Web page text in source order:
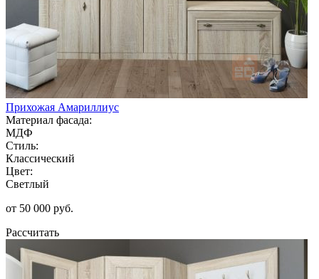
Прихожая Амариллиус
Материал фасада:
МДФ
Стиль:
Классический
Цвет:
Светлый
от 50 000 руб.
Рассчитать